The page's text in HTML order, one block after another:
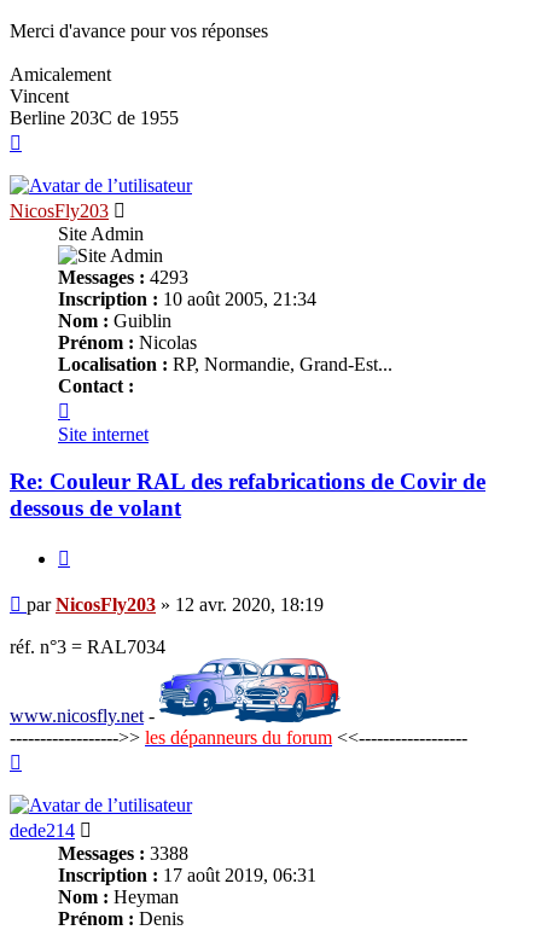
Merci d'avance pour vos réponses
Amicalement
Vincent
Berline 203C de 1955
NicosFly203
Site Admin
Messages : 4293
Inscription : 10 août 2005, 21:34
Nom : Guiblin
Prénom : Nicolas
Localisation : RP, Normandie, Grand-Est...
Contact :
NicosFly203
Site internet
Re: Couleur RAL des refabrications de Covir de
dessous de volant
Message
parNicosFly203 » 12 avr. 2020, 18:19
réf. n°3 = RAL7034
www.nicosfly.net -
------------------>> les dépanneurs du forum <<------------------
dede214
Messages : 3388
Inscription : 17 août 2019, 06:31
Nom : Heyman
Prénom : Denis